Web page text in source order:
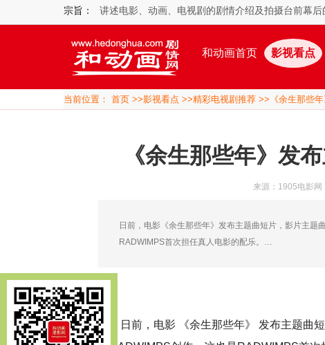
宗旨： 讲述电影、动画、电视剧的剧情介绍及拍摄台前幕后
和动画首页 影视看点
当前位置： 首页 >>影视看点 >>精彩电视剧推荐 >>《余生那些
《余生那些年》发
来源：1905电影网
日前，电影《余生那些年》发布主题曲短片，影片主
RADWIMPS首次担任真人电影的配乐。…
日前，电影 《余生那些年》 发布主题曲